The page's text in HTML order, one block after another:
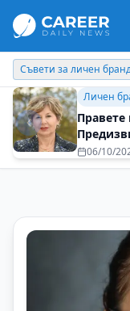
Кариерни съвети
Бизнес
мост, а
03/12/